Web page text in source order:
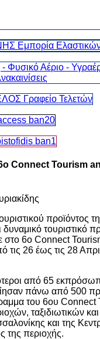
Connect Tourism
προϊόντος
τουριστικό
στο 6ο Connect
26 έως τις 28
από 65
πάνω από 500
του 6ου
ταξιδιωτικών
και της
της περιοχής.